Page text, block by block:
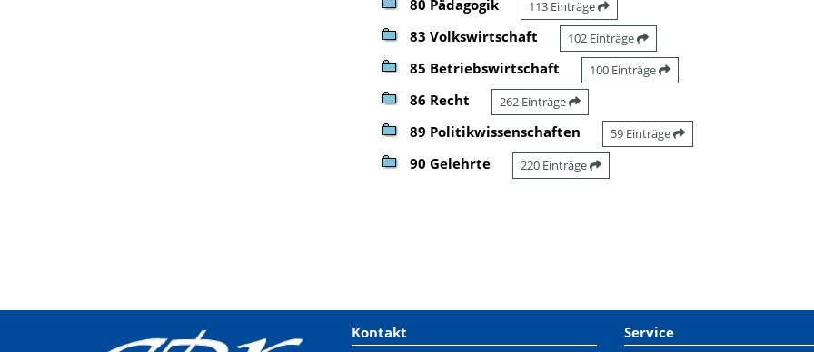
80 Pädagogik 113 Einträge
83 Volkswirtschaft 102 Einträge
85 Betriebswirtschaft 100 Einträge
86 Recht 262 Einträge
89 Politikwissenschaften 59 Einträge
90 Gelehrte 220 Einträge
Kontakt Service